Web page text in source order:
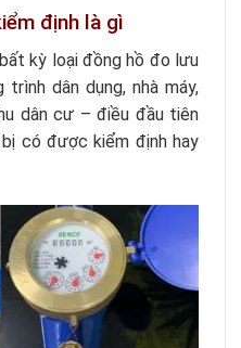
định là gì
kỳ loại đồng hồ đo lưu
dân dụng, nhà máy,
dân cư – điều đầu tiên
có được kiểm định hay